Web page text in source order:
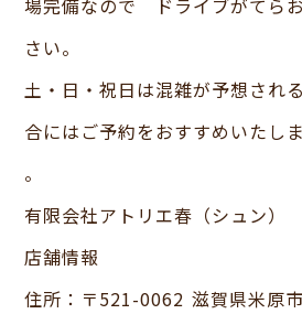
場完備なので ドライブがてら
さい。
土・日・祝日は混雑が予想され
合にはご予約をおすすめいたし
。
有限会社アトリエ春（シュン）
店舗情報
住所：〒521-0062 滋賀県米原